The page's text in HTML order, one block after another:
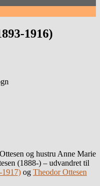
1916)
og hustru Anne Marie
(1888-) – udvandret til
1917) og Theodor Ottesen